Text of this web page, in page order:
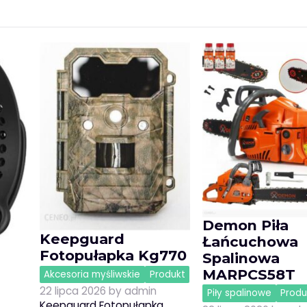
Keepguard
Fotopułapka Kg770
Akcesoria myśliwskie Produkt
22 lipca 2026 byadmin
Demon Piła
Łańcuchowa
Spalinowa
MARPCS58T
Piły spalinowe